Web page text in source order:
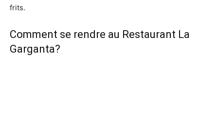
frits.
Comment se rendre au Restaurant La
Garganta?